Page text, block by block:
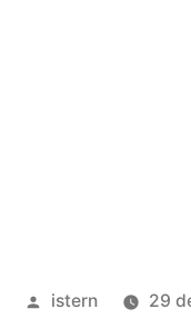
Publicado
istern
29